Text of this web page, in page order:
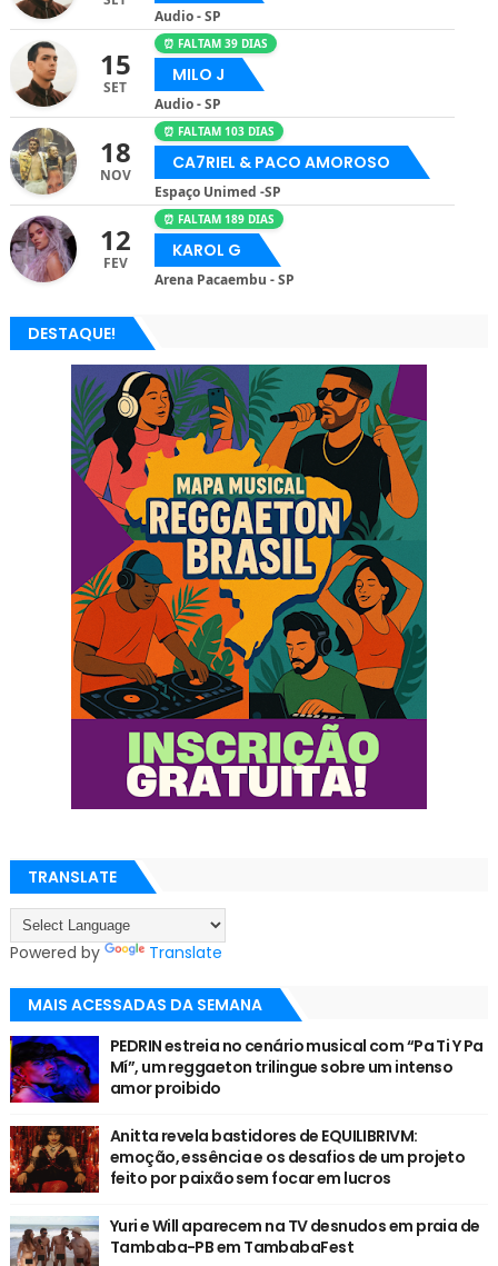
Audio - SP
15
SET
⏰ FALTAM 39 DIAS
MILO J
Audio - SP
18
NOV
⏰ FALTAM 103 DIAS
CA7RIEL & PACO AMOROSO
Espaço Unimed -SP
12
FEV
⏰ FALTAM 189 DIAS
KAROL G
Arena Pacaembu - SP
DESTAQUE!
TRANSLATE
Powered by Translate
MAIS ACESSADAS DA SEMANA
PEDRIN estreia no cenário musical com “Pa Ti Y Pa
Mí”, um reggaeton trilingue sobre um intenso
amor proibido
Anitta revela bastidores de EQUILIBRIVM:
emoção, essência e os desafios de um projeto
feito por paixão sem focar em lucros
Yuri e Will aparecem na TV desnudos em praia de
Tambaba-PB em TambabaFest